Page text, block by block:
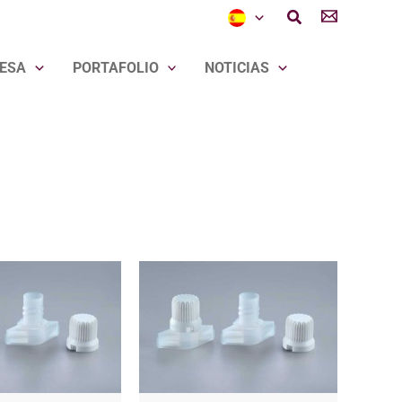
Buscar
PORTAFOLIO NOTICIAS